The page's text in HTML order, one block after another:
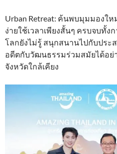
Urban Retreat: ค้นพบมุมมองให
ง่ายใช้เวลาเพียงสั้นๆ ครบจบทั้
โลกยังไม่รู้ สนุกสนานไปกับปร
อดีตกับวัฒนธรรมร่วมสมัยได้อย่
จังหวัดใกล้เคียง